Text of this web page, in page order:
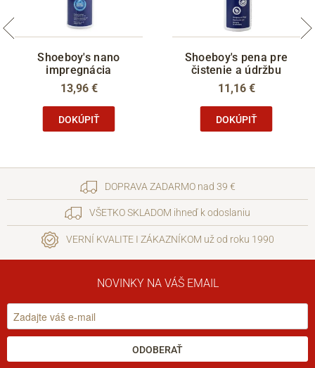
Shoeboy's nano
impregnácia
13,96 €
DOKÚPIŤ
Shoeboy's pena pre
čistenie a údržbu
11,16 €
DOKÚPIŤ
DOPRAVA ZADARMO nad 39 €
VŠETKO SKLADOM ihneď k odoslaniu
VERNÍ KVALITE I ZÁKAZNÍKOM už od roku 1990
NOVINKY NA VÁŠ EMAIL
ODOBERAŤ